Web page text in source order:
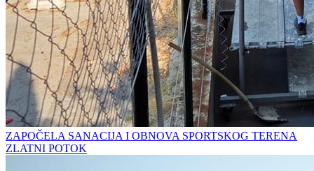
ZAPOČELA SANACIJA I OBNOVA SPORTSKOG TERENA
ZLATNI POTOK